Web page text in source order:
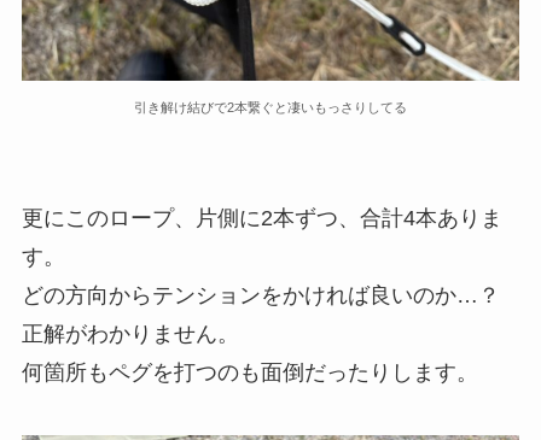
引き解け結びで2本繋ぐと凄いもっさりしてる
更にこのロープ、片側に2本ずつ、合計4本ありま
す。
どの方向からテンションをかければ良いのか…？
正解がわかりません。
何箇所もペグを打つのも面倒だったりします。